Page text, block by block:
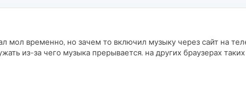
мол временно, но зачем то включил музыку через сайт на
из-за чего музыка прерывается. на других браузерах таких